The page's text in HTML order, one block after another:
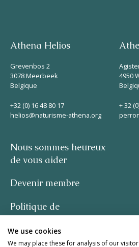
Athena Helios
Grevenbos 2
3078 Meerbeek
Belgique
+32 (0) 16 48 80 17
helios@naturisme-athena.org
4950
+ 32
Nous sommes heureux
de vous aider
Devenir membre
Politique de
-
We use cookies
We may place these for analysis of our